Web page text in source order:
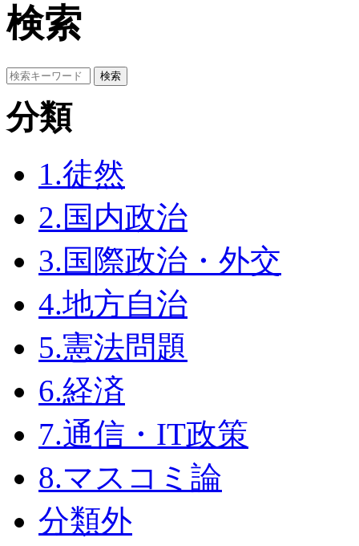
検索
分類
1.徒然
2.国内政治
3.国際政治・外交
4.地方自治
5.憲法問題
6.経済
7.通信・IT政策
8.マスコミ論
分類外